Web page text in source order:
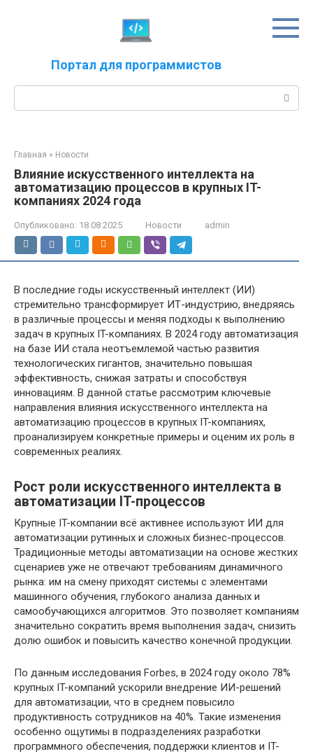
Портал для программистов
Главная » Новости
Влияние искусственного интеллекта на
автоматизацию процессов в крупных IT-
компаниях 2024 года
Опубликовано: 18.08.2025 Новости admin
В последние годы искусственный интеллект (ИИ)
стремительно трансформирует ИТ-индустрию, внедряясь
в различные процессы и меняя подходы к выполнению
задач в крупных IT-компаниях. В 2024 году автоматизация
на базе ИИ стала неотъемлемой частью развития
технологических гигантов, значительно повышая
эффективность, снижая затраты и способствуя
инновациям. В данной статье рассмотрим ключевые
направления влияния искусственного интеллекта на
автоматизацию процессов в крупных IT-компаниях,
проанализируем конкретные примеры и оценим их роль в
современных реалиях.
Рост роли искусственного интеллекта в
автоматизации IT-процессов
Крупные IT-компании всё активнее используют ИИ для
автоматизации рутинных и сложных бизнес-процессов.
Традиционные методы автоматизации на основе жестких
сценариев уже не отвечают требованиям динамичного
рынка: им на смену приходят системы с элементами
машинного обучения, глубокого анализа данных и
самообучающихся алгоритмов. Это позволяет компаниям
значительно сократить время выполнения задач, снизить
долю ошибок и повысить качество конечной продукции.
По данным исследования Forbes, в 2024 году около 78%
крупных IT-компаний ускорили внедрение ИИ-решений
для автоматизации, что в среднем повысило
продуктивность сотрудников на 40%. Такие изменения
особенно ощутимы в подразделениях разработки
программного обеспечения, поддержки клиентов и IT-